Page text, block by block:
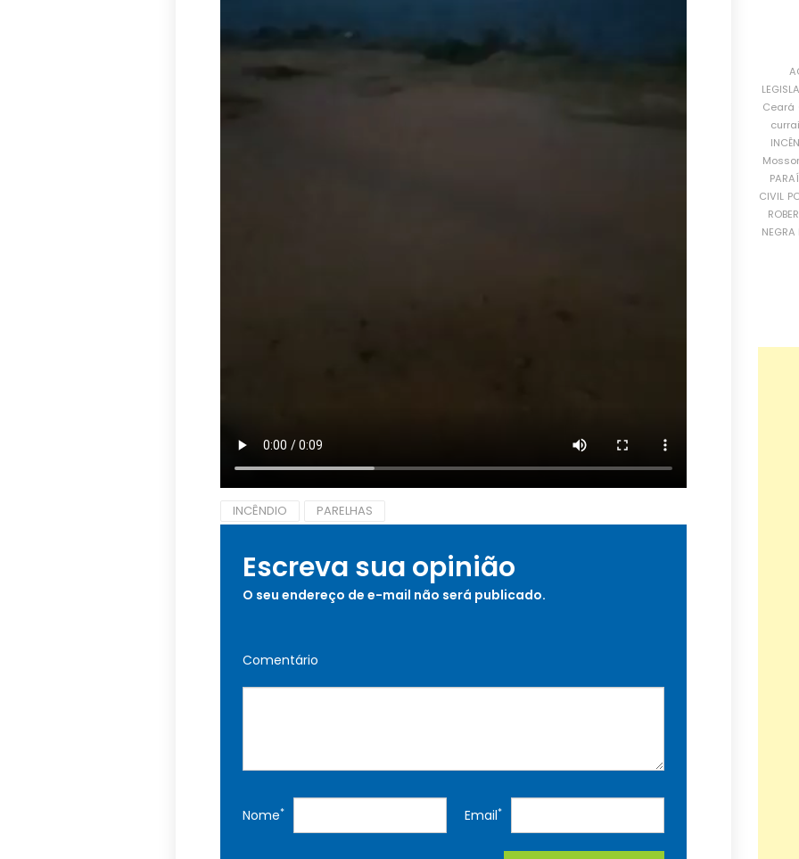
INCÊNDIO PARELHAS
Escreva sua opinião
O seu endereço de e-mail não será publicado.
Comentário
Nome* Email*
Ceará
CIVIL
NEGRA